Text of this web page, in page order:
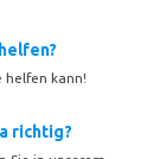
helfen kann!
richtig?